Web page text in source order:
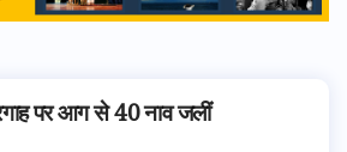
पर आग से 40 नाव जलीं